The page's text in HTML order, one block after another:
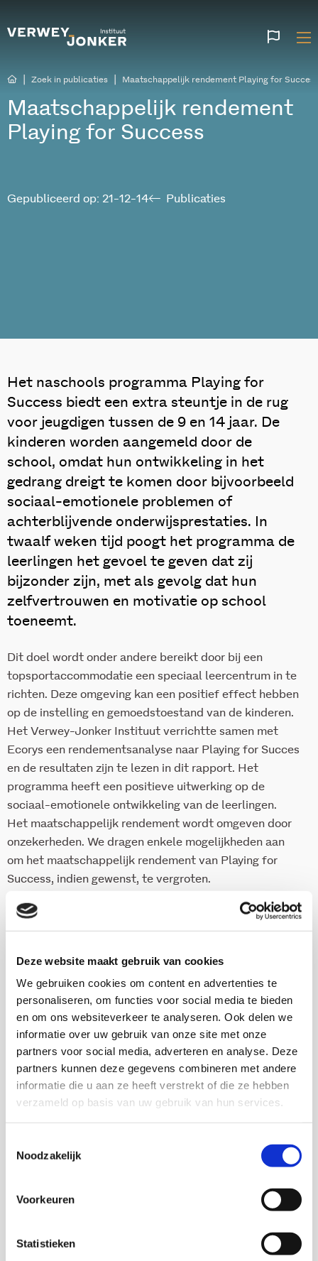
Deze website maakt gebruik van cookies
We gebruiken cookies om content en advertenties te
personaliseren, om functies voor social media te bieden
en om ons websiteverkeer te analyseren. Ook delen we
informatie over uw gebruik van onze site met onze
partners voor social media, adverteren en analyse. Deze
partners kunnen deze gegevens combineren met andere
informatie die u aan ze heeft verstrekt of die ze hebben
verzameld op basis van uw gebruik van hun services.
Noodzakelijk
Voorkeuren
Statistieken
Zoek in publicaties Maatschappelijk rendement Playing for Success
Maatschappelijk rendement
Playing for Success
Publicaties
Gepubliceerd op: 21-12-14
Het naschools programma Playing for
Success biedt een extra steuntje in de rug
voor jeugdigen tussen de 9 en 14 jaar. De
kinderen worden aangemeld door de
school, omdat hun ontwikkeling in het
gedrang dreigt te komen door bijvoorbeeld
sociaal-emotionele problemen of
achterblijvende onderwijsprestaties. In
twaalf weken tijd poogt het programma de
leerlingen het gevoel te geven dat zij
bijzonder zijn, met als gevolg dat hun
zelfvertrouwen en motivatie op school
toeneemt.
Dit doel wordt onder andere bereikt door bij een
topsportaccommodatie een speciaal leercentrum in te
richten. Deze omgeving kan een positief effect hebben
op de instelling en gemoedstoestand van de kinderen.
Het Verwey-Jonker Instituut verrichtte samen met
Ecorys een rendementsanalyse naar Playing for Succes
en de resultaten zijn te lezen in dit rapport. Het
programma heeft een positieve uitwerking op de
sociaal-emotionele ontwikkeling van de leerlingen.
Het maatschappelijk rendement wordt omgeven door
onzekerheden. We dragen enkele mogelijkheden aan
om het maatschappelijk rendement van Playing for
Success, indien gewenst, te vergroten.
Download deze publicatie
Onderzoekers
Freek de Meere
Kennisplatform Inclusief Samenleven